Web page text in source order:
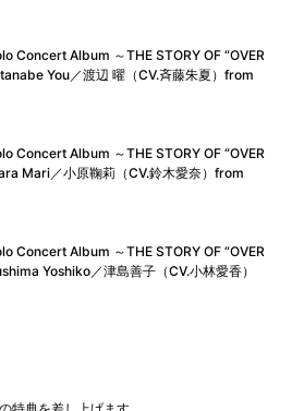
Concert Album ～THE STORY OF “OVER
You／渡辺 曜（CV.斉藤朱夏）from
Concert Album ～THE STORY OF “OVER
Mari／小原鞠莉（CV.鈴木愛奈）from
Concert Album ～THE STORY OF “OVER
Yoshiko／津島善子（CV.小林愛香）